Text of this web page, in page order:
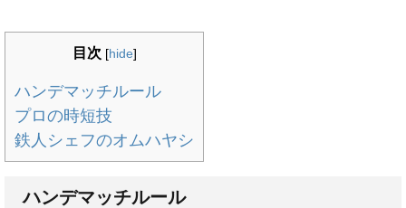
目次 [hide]
ハンデマッチルール
プロの時短技
鉄人シェフのオムハヤシ
ハンデマッチルール